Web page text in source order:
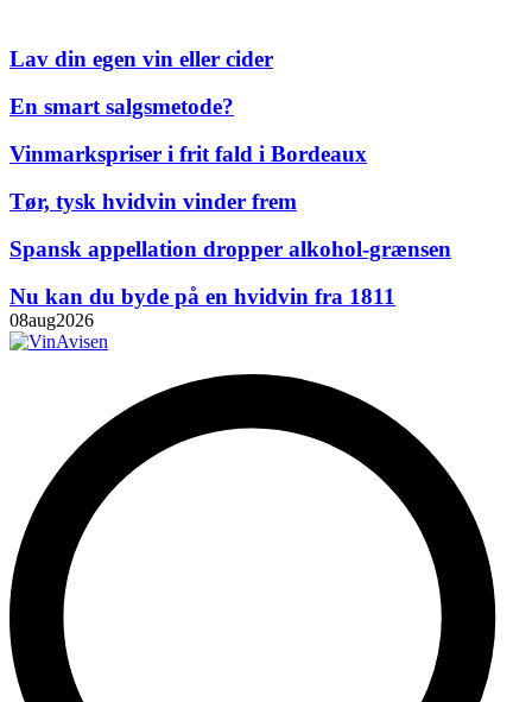
Lav din egen vin eller cider
En smart salgsmetode?
Vinmarkspriser i frit fald i Bordeaux
Tør, tysk hvidvin vinder frem
Spansk appellation dropper alkohol-grænsen
Nu kan du byde på en hvidvin fra 1811
08aug2026